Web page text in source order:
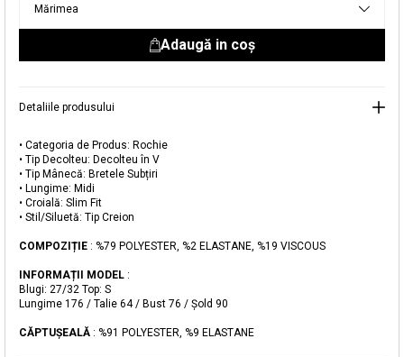
Mărimea
Adaugă in coş
Detaliile produsului
• Categoria de Produs: Rochie
• Tip Decolteu: Decolteu în V
• Tip Mânecă: Bretele Subțiri
• Lungime: Midi
• Croială: Slim Fit
• Stil/Siluetă: Tip Creion
COMPOZIȚIE : %79 POLYESTER, %2 ELASTANE, %19 VISCOUS
INFORMAȚII MODEL :
Blugi: 27/32 Top: S
Lungime 176 / Talie 64 / Bust 76 / Şold 90
CĂPTUŞEALĂ : %91 POLYESTER, %9 ELASTANE
Puteți ajunge la magazinul KOTON pe care îl căutați
vom trimite o notificare la adresa
Adăugat în coș
Rochie Midi cu Bretele Subțiri
119,99 RON